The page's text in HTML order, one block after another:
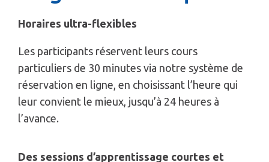
Horaires ultra-flexibles
Les participants réservent leurs cours
particuliers de 30 minutes via notre système de
réservation en ligne, en choisissant l’heure qui
leur convient le mieux, jusqu’à 24 heures à
l’avance.
Des sessions d’apprentissage courtes et